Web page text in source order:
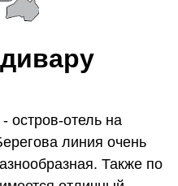
остров-отель на
линия очень
Также по